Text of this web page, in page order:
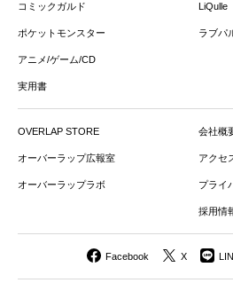
コミックガルド
ポケットモンスター
アニメ/ゲーム/CD
実用書
LiQulle
ラブパ
OVERLAP STORE
オーバーラップ広報室
オーバーラップラボ
会社概
アクセ
プライ
採用情
Facebook X